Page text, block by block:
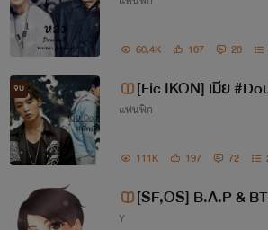
60.4K 107 20
จบ [Fic IKON] เมีย
แฟนฟิก
111K 197 72
[SF,OS] B.A.P &
Y